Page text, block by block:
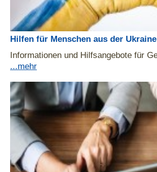
Hilfen für Menschen aus der Ukraine
Informationen und Hilfsangebote für
...mehr